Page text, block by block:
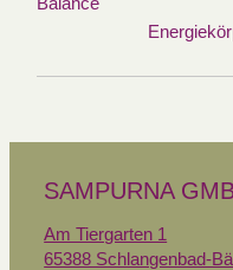
SAMPURNA
Am Tiergarten 1
65388 Schlangenbad-